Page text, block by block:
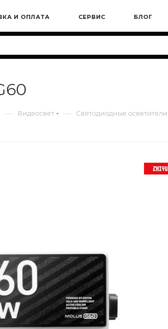
И ОПЛАТА СЕРВИС БЛОГ
— Видеосвет — Светодиодные